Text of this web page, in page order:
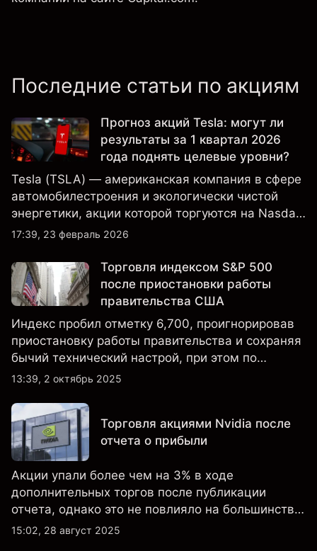
Последние статьи по акциям
Прогноз акций Tesla: могут ли
результаты за 1 квартал 2026
года поднять целевые уровни?
Tesla (TSLA) — американская компания в сфере
автомобилестроения и экологически чистой
энергетики, акции которой торгуются на Nasdaq
и находятся под пристальным вниманием
результатами, данными о поставках и развитием
технологий и производства.
17:39, 23 февраль 2026
Торговля индексом S&P 500
после приостановки работы
правительства США
Индекс пробил отметку 6,700, проигнорировав
приостановку работы правительства и сохраняя
бычий технический настрой, при этом по
настроениям клиенты остаются
13:39, 2 октябрь 2025
Торговля акциями Nvidia после
отчета о прибыли
Акции упали более чем на 3% в ходе
дополнительных торгов после публикации
отчета, однако это не повлияло на большинство
ключевых технических индикаторов, а
15:02, 28 август 2025